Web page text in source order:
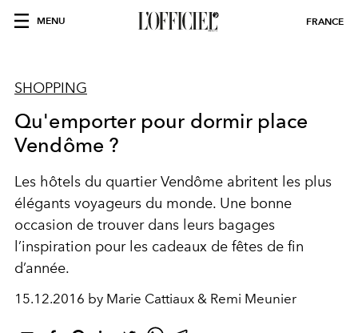
MENU FRANCE
SHOPPING
Qu'emporter pour dormir place
Vendôme ?
Les hôtels du quartier Vendôme abritent les plus
élégants voyageurs du monde. Une bonne
occasion de trouver dans leurs bagages
l’inspiration pour les cadeaux de fêtes de fin
d’année.
15.12.2016 by Marie Cattiaux & Remi Meunier